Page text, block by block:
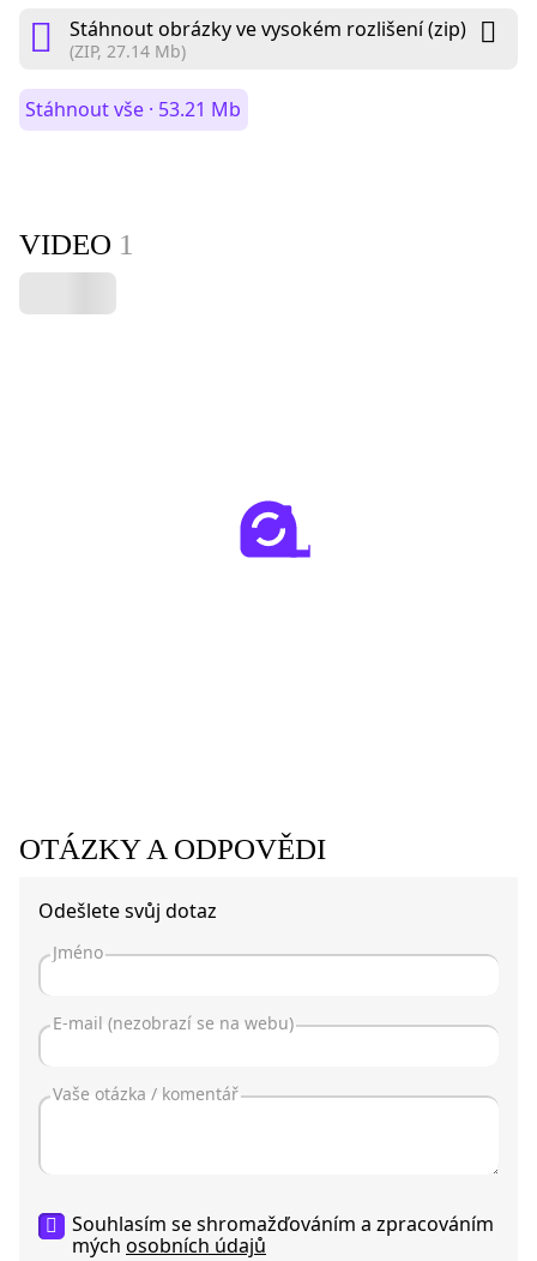
Stáhnout obrázky ve vysokém rozlišení (zip)
(ZIP, 27.14 Mb)
Stáhnout vše · 53.21 Mb
VIDEO 1
OTÁZKY A ODPOVĚDI
Odešlete svůj dotaz
Souhlasím se shromažďováním a zpracováním
mých osobních údajů